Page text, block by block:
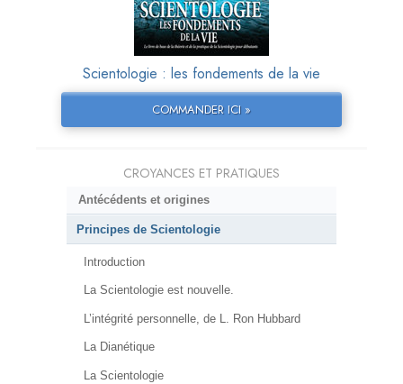
Scientologie : les fondements de la vie
COMMANDER ICI »
CROYANCES ET PRATIQUES
Antécédents et origines
Principes de Scientologie
Introduction
La Scientologie est nouvelle.
L’intégrité personnelle, de L. Ron Hubbard
La Dianétique
La Scientologie